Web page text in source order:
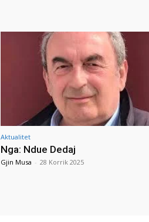
Aktualitet
Nga: Ndue Dedaj
Gjin Musa - 28 Korrik 2025